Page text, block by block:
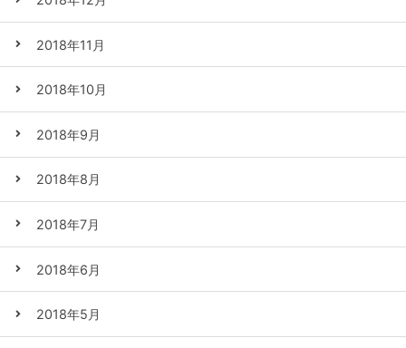
2018年11月
2018年10月
2018年9月
2018年8月
2018年7月
2018年6月
2018年5月